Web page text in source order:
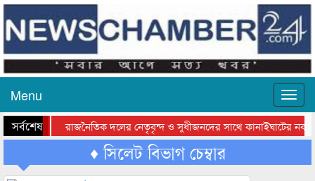
Menu
সর্বশেষ
রাজনৈতিক দলের নেতৃবৃন্দ ও সুধীজনদের সাথে কানাইঘাটের
সিলেটে বাংলাদেশ গ্রুপ থিয়েটার ফেডারেশানের বিভাগীয় অভিনয়
♦ সিলেট বিভাগ চেম্বার